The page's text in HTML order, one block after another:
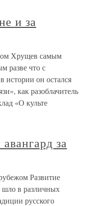
и за
Хрущев самым
разве что с
истории он остался
как разоблачитель
«О культе
за
Развитие
шло в различных
русского